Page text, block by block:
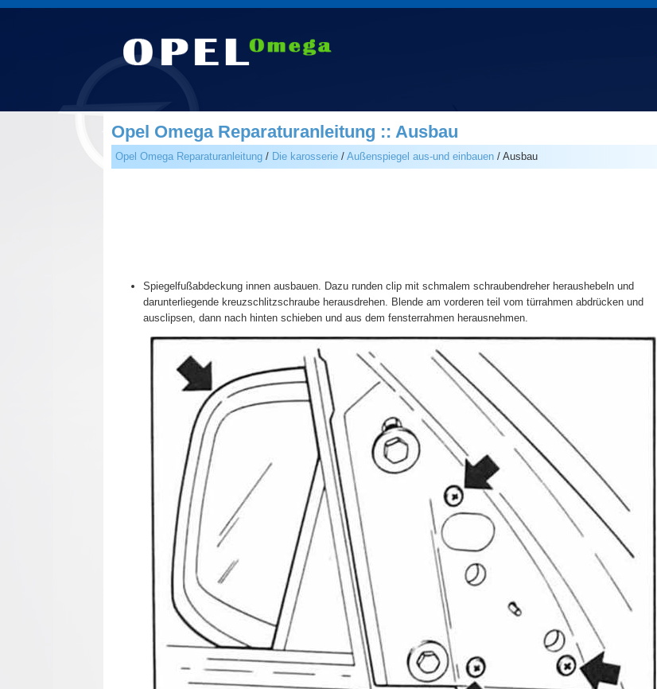
Opel Omega Reparaturanleitung :: Ausbau
Opel Omega Reparaturanleitung/ Die karosserie/ Außenspiegel aus-und einbauen/ Ausbau
Spiegelfußabdeckung innen ausbauen. Dazu runden clip mit schmalem schraubendreher heraushebeln und
darunterliegende kreuzschlitzschraube herausdrehen. Blende am vorderen teil vom türrahmen abdrücken und
ausclipsen, dann nach hinten schieben und aus dem fensterrahmen herausnehmen.